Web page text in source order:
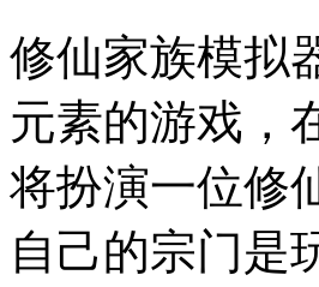
修仙家族模拟
元素的游戏，
将扮演一位修
自己的宗门是